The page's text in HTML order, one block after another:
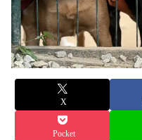
X
Pocket